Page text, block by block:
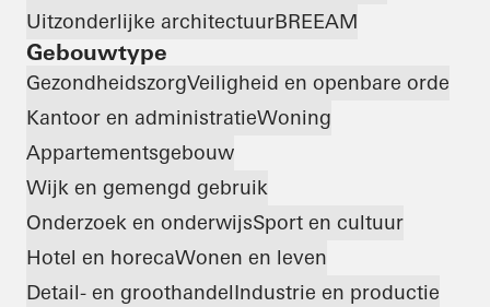
Uitzonderlijke architectuurBREEAM
Gebouwtype
GezondheidszorgVeiligheid en openbare orde
Kantoor en administratieWoning
Appartementsgebouw
Wijk en gemengd gebruik
Onderzoek en onderwijsSport en cultuur
Hotel en horecaWonen en leven
Detail- en groothandelIndustrie en productie